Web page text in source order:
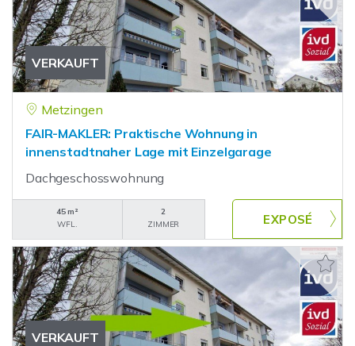
VERKAUFT
Metzingen
FAIR-MAKLER: Praktische Wohnung in
innenstadtnaher Lage mit Einzelgarage
Dachgeschosswohnung
45 m²
WFL.
2
ZIMMER
VERKAUFT